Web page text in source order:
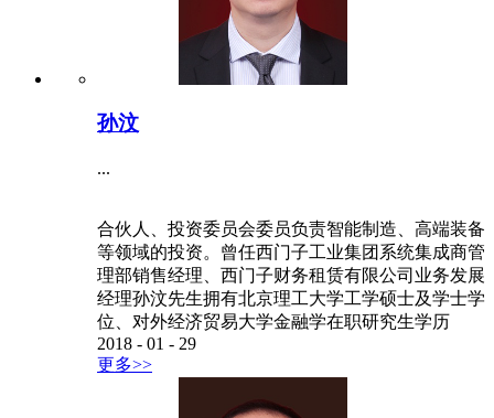
孙汶
...
合伙人、投资委员会委员负责智能制造、高端装备
等领域的投资。曾任西门子工业集团系统集成商管
理部销售经理、西门子财务租赁有限公司业务发展
经理孙汶先生拥有北京理工大学工学硕士及学士学
位、对外经济贸易大学金融学在职研究生学历
2018 - 01 - 29
更多>>